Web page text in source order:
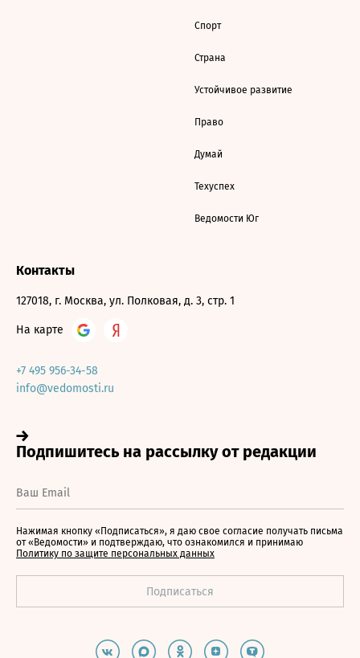
Спорт
Страна
Устойчивое развитие
Право
Думай
Техуспех
Ведомости Юг
Контакты
127018, г. Москва, ул. Полковая, д. 3, стр. 1
На карте
+7 495 956-34-58
info@vedomosti.ru
Нажимая кнопку «Подписаться», я даю свое согласие получать письма
от «Ведомости» и подтверждаю, что ознакомился и принимаю
Политику по защите персональных данных